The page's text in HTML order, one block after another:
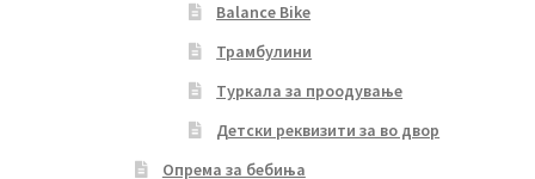
Balance Bike
Трамбулини
Туркала за проодување
Детски реквизити за во двор
Опрема за бебиња